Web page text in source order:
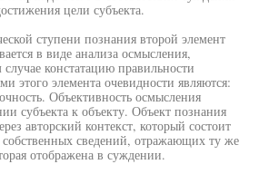
цели субъекта.
ступени познания второй элемент
в виде анализа осмысления,
констатацию правильности
этого элемента очевидности являются:
Объективность осмысления
субъекта к объекту. Объект познания
авторский контекст, который состоит
сведений, отражающих ту же
отображена в суждении.